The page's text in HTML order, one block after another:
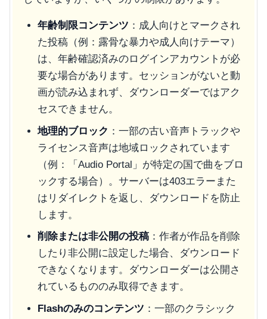
年齢制限コンテンツ ：成人向けとマークされ
た投稿（例：露骨な暴力や成人向けテーマ）
は、年齢確認済みのログインアカウントが必
要な場合があります。セッションがないと動
画が読み込まれず、ダウンローダーではアク
セスできません。
地理的ブロック ：一部の古い音声トラックや
ライセンス音声は地域ロックされています
（例：「Audio Portal」が特定の国で曲をブロ
ックする場合）。サーバーは403エラーまた
はリダイレクトを返し、ダウンロードを防止
します。
削除または非公開の投稿：作者が作品を削除
したり非公開に設定した場合、ダウンロード
できなくなります。ダウンローダーは公開さ
れているもののみ取得できます。
Flashのみのコンテンツ ：一部のクラシック